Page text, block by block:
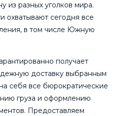
из разных уголков мира.
охватывают сегодня все
в том числе Южную
получает
доставку выбранным
себя все бюрократические
груза и оформлению
Предоставляем